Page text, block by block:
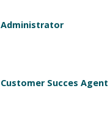
Administrator
Customer Succes Agent